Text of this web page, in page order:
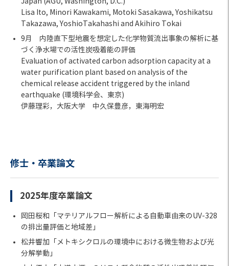
Lisa Ito, Minori Kawakami, Motoki Sasakawa, Yoshikatsu
Takazawa, YoshioTakahashi and Akihiro Tokai
9月 内陸直下型地震を想定した化学物質流出事象の解析に基
づく浄水場での活性炭吸着能の評価
Evaluation of activated carbon adsorption capacity at a
water purification plant based on analysis of the
chemical release accident triggered by the inland
earthquake (環境科学会、東京)
伊藤理彩，大阪大学 中久保豊彦，東海明宏
修士・卒業論文
2025年度卒業論文
岡田桜和「マテリアルフロー解析による自動車由来のUV-328
の排出量評価と地域差」
松井響加「メトキシクロルの環境中における微生物および光
分解挙動」